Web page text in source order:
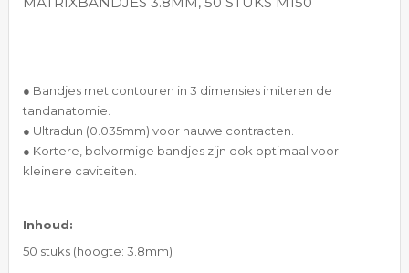
● Bandjes met contouren in 3 dimensies imiteren de
tandanatomie.
● Ultradun (0.035mm) voor nauwe contracten.
● Kortere, bolvormige bandjes zijn ook optimaal voor
kleinere caviteiten.
Inhoud:
50 stuks (hoogte: 3.8mm)
afbeeldingen-